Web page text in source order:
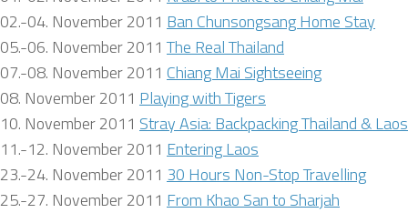
02.-04. November 2011 Ban Chunsongsang Home Stay
05.-06. November 2011 The Real Thailand
07.-08. November 2011 Chiang Mai Sightseeing
08. November 2011 Playing with Tigers
10. November 2011 Stray Asia: Backpacking Thailand & Laos
11.-12. November 2011 Entering Laos
23.-24. November 2011 30 Hours Non-Stop Travelling
25.-27. November 2011 From Khao San to Sharjah